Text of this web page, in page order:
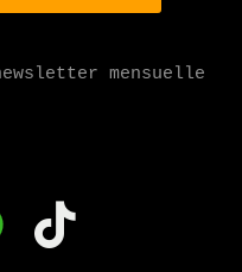
mensuelle